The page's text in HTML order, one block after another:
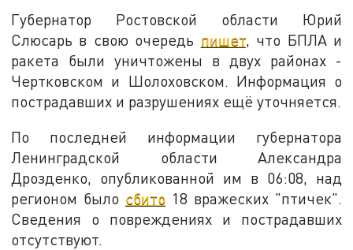
Губернатор Ростовской области Юрий
Слюсарь в свою очередь пишет, что БПЛА и
ракета были уничтожены в двух районах -
Чертковском и Шолоховском. Информация о
пострадавших и разрушениях ещё уточняется.
По последней информации губернатора
Ленинградской области Александра
Дрозденко, опубликованной им в 06:08, над
регионом было сбито 18 вражеских "птичек".
Сведения о повреждениях и пострадавших
отсутствуют.